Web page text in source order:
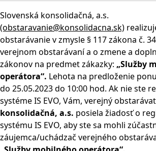
Slovenská konsolidačná, a.s.
(obstaravanie@konsolidacna.sk)
obstarávanie v zmysle § 117 zákona č.
verejnom obstarávaní a o zmene a
zákonov na predmet zákazky: „Služby
operátora“. Lehota na predloženie
do 25.05.2023 do 10:00 hod. Ak nie ste
systéme IS EVO, Vám, verejný
konsolidačná, a.s. posiela žiadosť o
systému IS EVO, aby ste sa mohli
záujemca/uchádzač verejného